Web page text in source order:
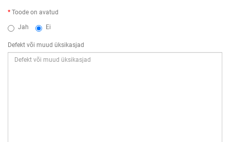
Toode on avatud
Jah Ei
Defekt või muud üksikasjad